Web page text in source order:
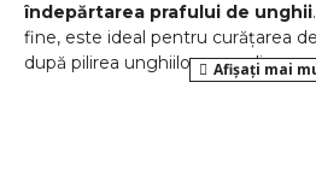
îndepărtarea prafului de unghii
fine, este ideal pentru curățarea
după pilirea unghiilor sau aplicarea